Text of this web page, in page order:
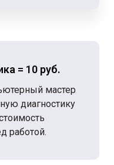
= 10 руб.
мастер
диагностику
работой.